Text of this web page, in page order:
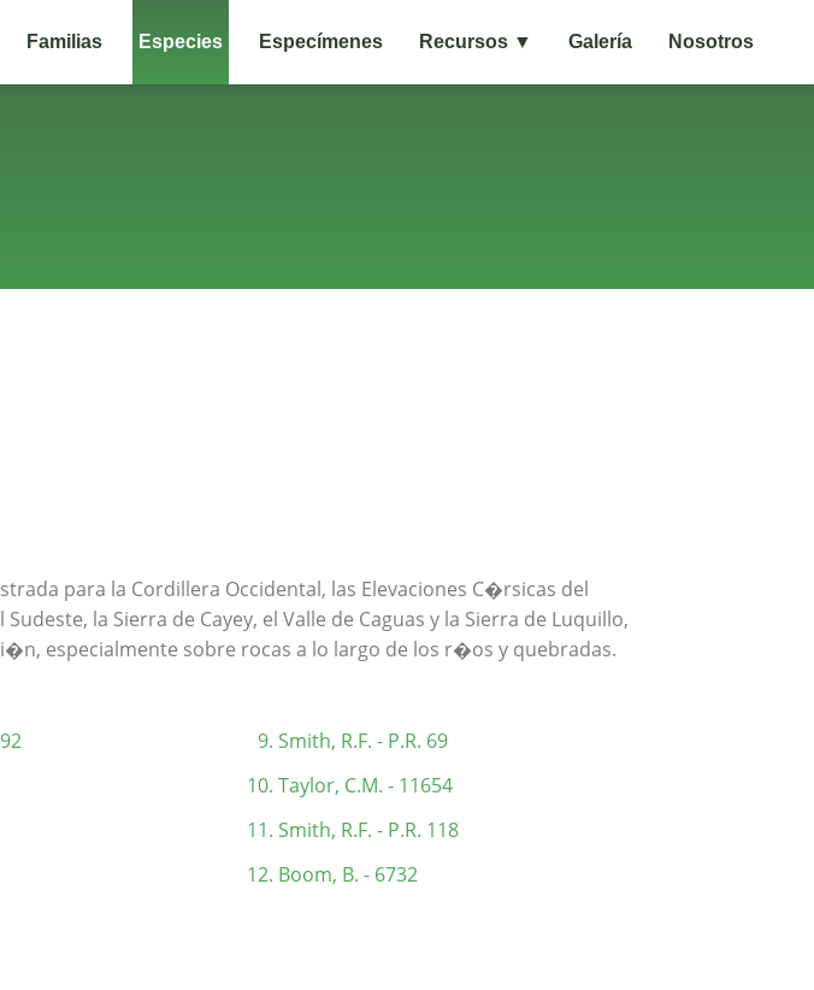
Familias Especies Especímenes Recursos ▼ Galería Nosotros
para la Cordillera Occidental, las Elevaciones C�rsicas del
la Sierra de Cayey, el Valle de Caguas y la Sierra de Luquillo,
especialmente sobre rocas a lo largo de los r�os y quebradas.
Smith, R.F. - P.R. 69
Taylor, C.M. - 11654
Smith, R.F. - P.R. 118
Boom, B. - 6732